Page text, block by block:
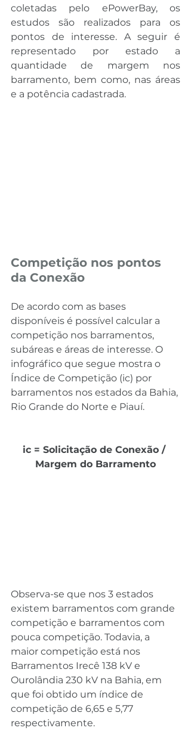
coletadas pelo ePowerBay, os
estudos são realizados para os
pontos de interesse. A seguir é
representado por estado a
quantidade de margem nos
barramento, bem como, nas áreas
e a potência cadastrada.
Competição nos pontos
da Conexão
De acordo com as bases
disponíveis é possível calcular a
competição nos barramentos,
subáreas e áreas de interesse. O
infográfico que segue mostra o
Índice de Competição (ic) por
barramentos nos estados da Bahia,
Rio Grande do Norte e Piauí.
ic = Solicitação de Conexão /
Margem do Barramento
Observa-se que nos 3 estados
existem barramentos com grande
competição e barramentos com
pouca competição. Todavia, a
maior competição está nos
Barramentos Irecê 138 kV e
Ourolândia 230 kV na Bahia, em
que foi obtido um índice de
competição de 6,65 e 5,77
respectivamente.